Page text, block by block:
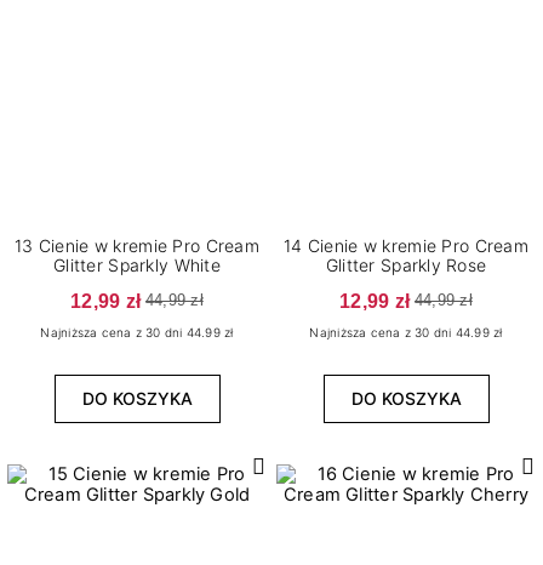
13 Cienie w kremie Pro Cream
Glitter Sparkly White
12,99 zł 44,99 zł
Najniższa cena z 30 dni 44.99 zł
DO KOSZYKA
14 Cienie w kremie Pro Cream
Glitter Sparkly Rose
12,99 zł 44,99 zł
Najniższa cena z 30 dni 44.99 zł
DO KOSZYKA